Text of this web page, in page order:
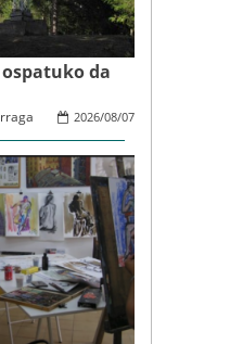
da
2026/08/07